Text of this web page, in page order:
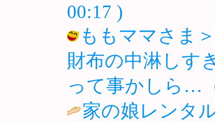
00:17 )
ももママさま
財布の中淋しす
って事かしら…
家の娘レンタ